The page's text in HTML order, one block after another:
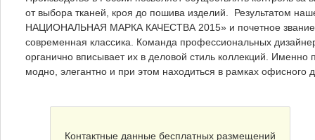
от выбора тканей, кроя до пошива изделий. Результатом
НАЦИОНАЛЬНАЯ МАРКА КАЧЕСТВА 2015» и почетное звание
современная классика. Команда профессиональных
органично вписывает их в деловой стиль коллекций.
модно, элегантно и при этом находиться в рамках офисного
Контактные данные бесплатных размещений